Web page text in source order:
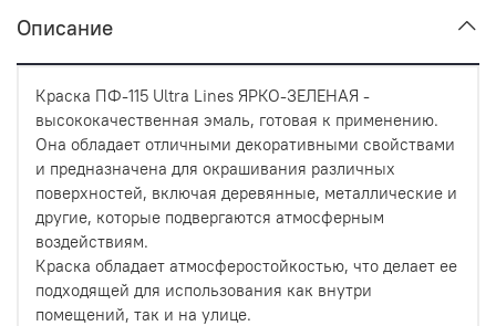
Описание
Краска ПФ-115 Ultra Lines ЯРКО-ЗЕЛЕНАЯ -
высококачественная эмаль, готовая к применению.
Она обладает отличными декоративными свойствами
и предназначена для окрашивания различных
поверхностей, включая деревянные, металлические и
другие, которые подвергаются атмосферным
воздействиям.
Краска обладает атмосферостойкостью, что делает ее
подходящей для использования как внутри
помещений, так и на улице.